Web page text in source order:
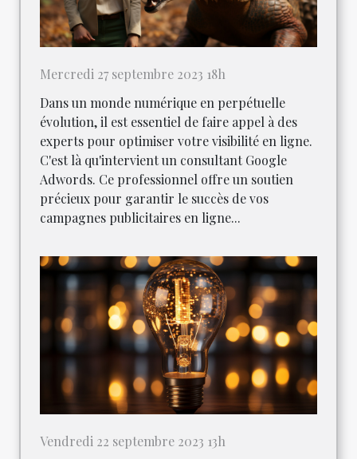
Mercredi 27 septembre 2023 18h
Dans un monde numérique en perpétuelle
évolution, il est essentiel de faire appel à des
experts pour optimiser votre visibilité en ligne.
C'est là qu'intervient un consultant Google
Adwords. Ce professionnel offre un soutien
précieux pour garantir le succès de vos
campagnes publicitaires en ligne...
Vendredi 22 septembre 2023 13h